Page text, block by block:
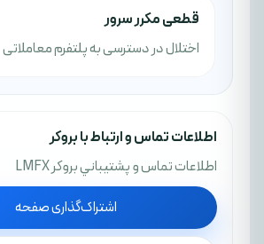
قطعی مکرر سرور
اختلال در دسترسی به پلتفرم معاملاتی
اطلاعات تماس و ارتباط با بروکر
اطلاعات تماس و پشتيباني بروکر LMFX
اشتراک‌گذاری صفحه